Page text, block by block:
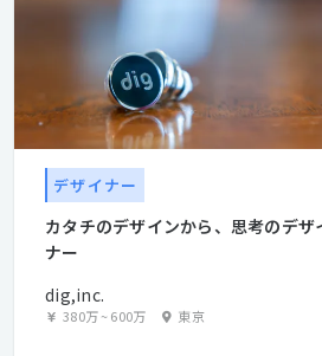
す。 https://www.dig.co.jp/experience/
デザイナー
カタチのデザインから、思考のデ
ナー
dig,inc.
380万~600万 東京